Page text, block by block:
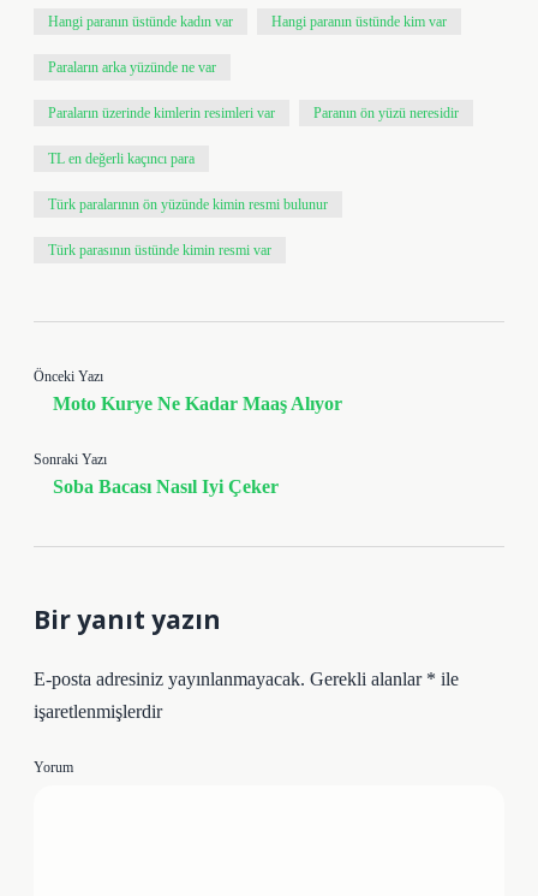
Hangi paranın üstünde kadın var Hangi paranın üstünde kim var
Paraların arka yüzünde ne var
Paraların üzerinde kimlerin resimleri var Paranın ön yüzü neresidir
TL en değerli kaçıncı para
Türk paralarının ön yüzünde kimin resmi bulunur
Türk parasının üstünde kimin resmi var
Önceki Yazı
Moto Kurye Ne Kadar Maaş Alıyor
Sonraki Yazı
Soba Bacası Nasıl Iyi Çeker
Bir yanıt yazın
E-posta adresiniz yayınlanmayacak. Gerekli alanlar * ile
işaretlenmişlerdir
Yorum